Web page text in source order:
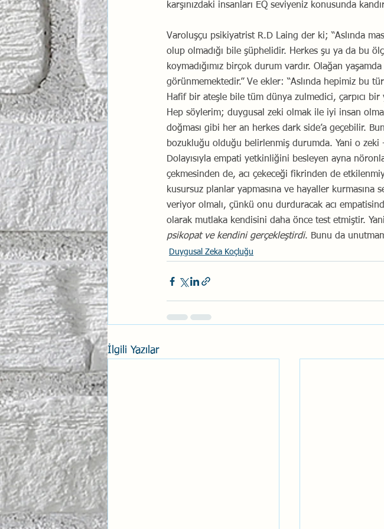
karşınızdaki insanları EQ seviyeniz konusunda
Varoluşçu psikiyatrist R.D Laing der ki; “Aslında
olup olmadığı bile şüphelidir. Herkes şu ya da bu
koymadığımız birçok durum vardır. Olağan
görünmemektedir.” Ve ekler: “Aslında hepimiz bu
Hafif bir ateşle bile tüm dünya zulmedici, çarpıcı bir
Hep söylerim; duygusal zeki olmak ile iyi insan
doğması gibi her an herkes dark side’a geçebilir.
bozukluğu olduğu belirlenmiş durumda. Yani o
Dolayısıyla empati yetkinliğini besleyen ayna
çekmesinden de, acı çekeceği fikrinden de
kusursuz planlar yapmasına ve hayaller kurmasına
veriyor olmalı, çünkü onu durduracak acı
olarak mutlaka kendisini daha önce test etmiştir.
psikopat ve kendini gerçekleştirdi. Bunu da
Duygusal Zeka Koçluğu
İlgili Yazılar